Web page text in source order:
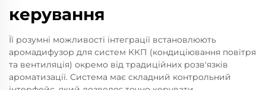
керування
Її розумні можливості інтеграції встановлюють
аромадифузор для систем ККП (кондиціювання повітря
та вентиляція) окремо від традиційних розв'язків
ароматизації. Система має складний контрольний